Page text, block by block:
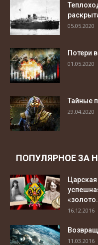
05.05.2020
Потери
01.05.2020
Тайные
29.04.2020
ПОПУЛЯРНОЕ ЗА
16.12.2016
11.03.2016